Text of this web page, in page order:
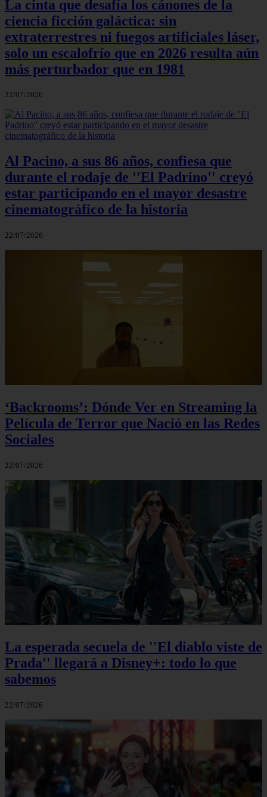
La cinta que desafía los cánones de la
ciencia ficción galáctica: sin
extraterrestres ni fuegos artificiales láser,
solo un escalofrío que en 2026 resulta aún
más perturbador que en 1981
22/07/2026
Al Pacino, a sus 86 años, confiesa que
durante el rodaje de ''El Padrino'' creyó
estar participando en el mayor desastre
cinematográfico de la historia
22/07/2026
‘Backrooms’: Dónde Ver en Streaming la
Película de Terror que Nació en las Redes
Sociales
22/07/2026
La esperada secuela de ''El diablo viste de
Prada'' llegará a Disney+: todo lo que
sabemos
22/07/2026